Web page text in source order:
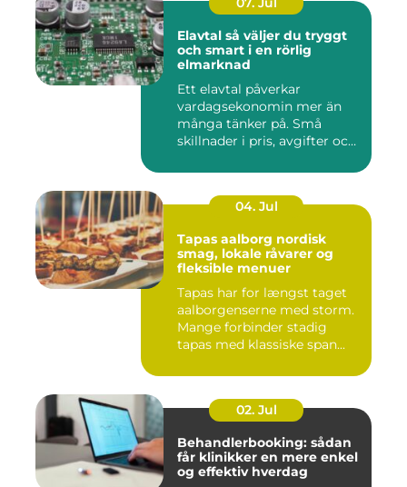
Elavtal så väljer du tryggt
och smart i en rörlig
elmarknad
Ett elavtal påverkar
vardagsekonomin mer än
många tänker på. Små
skillnader i pris, avgifter och
04. Jul
Tapas aalborg nordisk
smag, lokale råvarer og
fleksible menuer
Tapas har for længst taget
aalborgenserne med storm.
Mange forbinder stadig
tapas med klassiske span...
02. Jul
Behandlerbooking: sådan
får klinikker en mere enkel
og effektiv hverdag